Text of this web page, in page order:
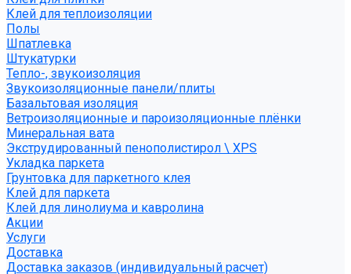
Клей для теплоизоляции
Полы
Шпатлевка
Штукатурки
Тепло-, звукоизоляция
Звукоизоляционные панели/плиты
Базальтовая изоляция
Ветроизоляционные и пароизоляционные плёнки
Минеральная вата
Экструдированный пенополистирол \ XPS
Укладка паркета
Грунтовка для паркетного клея
Клей для паркета
Клей для линолиума и кавролина
Акции
Услуги
Доставка
Доставка заказов (индивидуальный расчет)